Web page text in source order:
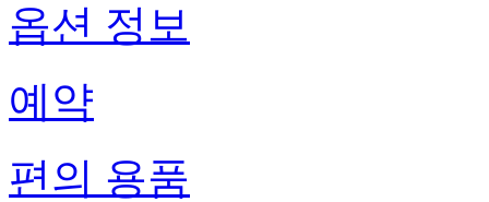
옵션 정보
예약
편의 용품